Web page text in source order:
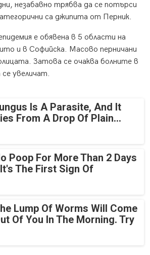
незабавно трябва да се потърси
са джипита от Перник.
е обявена в 5 области на
и в Софийска. Масово перничани
Затова се очаква болните в
се увеличат.
Is A Parasite, And It
From A Drop Of Plain...
Poop For More Than 2 Days
The First Sign Of
Lump Of Worms Will Come
Of You In The Morning. Try